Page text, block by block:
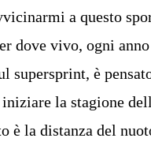
a questo
dove vivo, ogni
supersprint, è
la stagione
è la distanza del